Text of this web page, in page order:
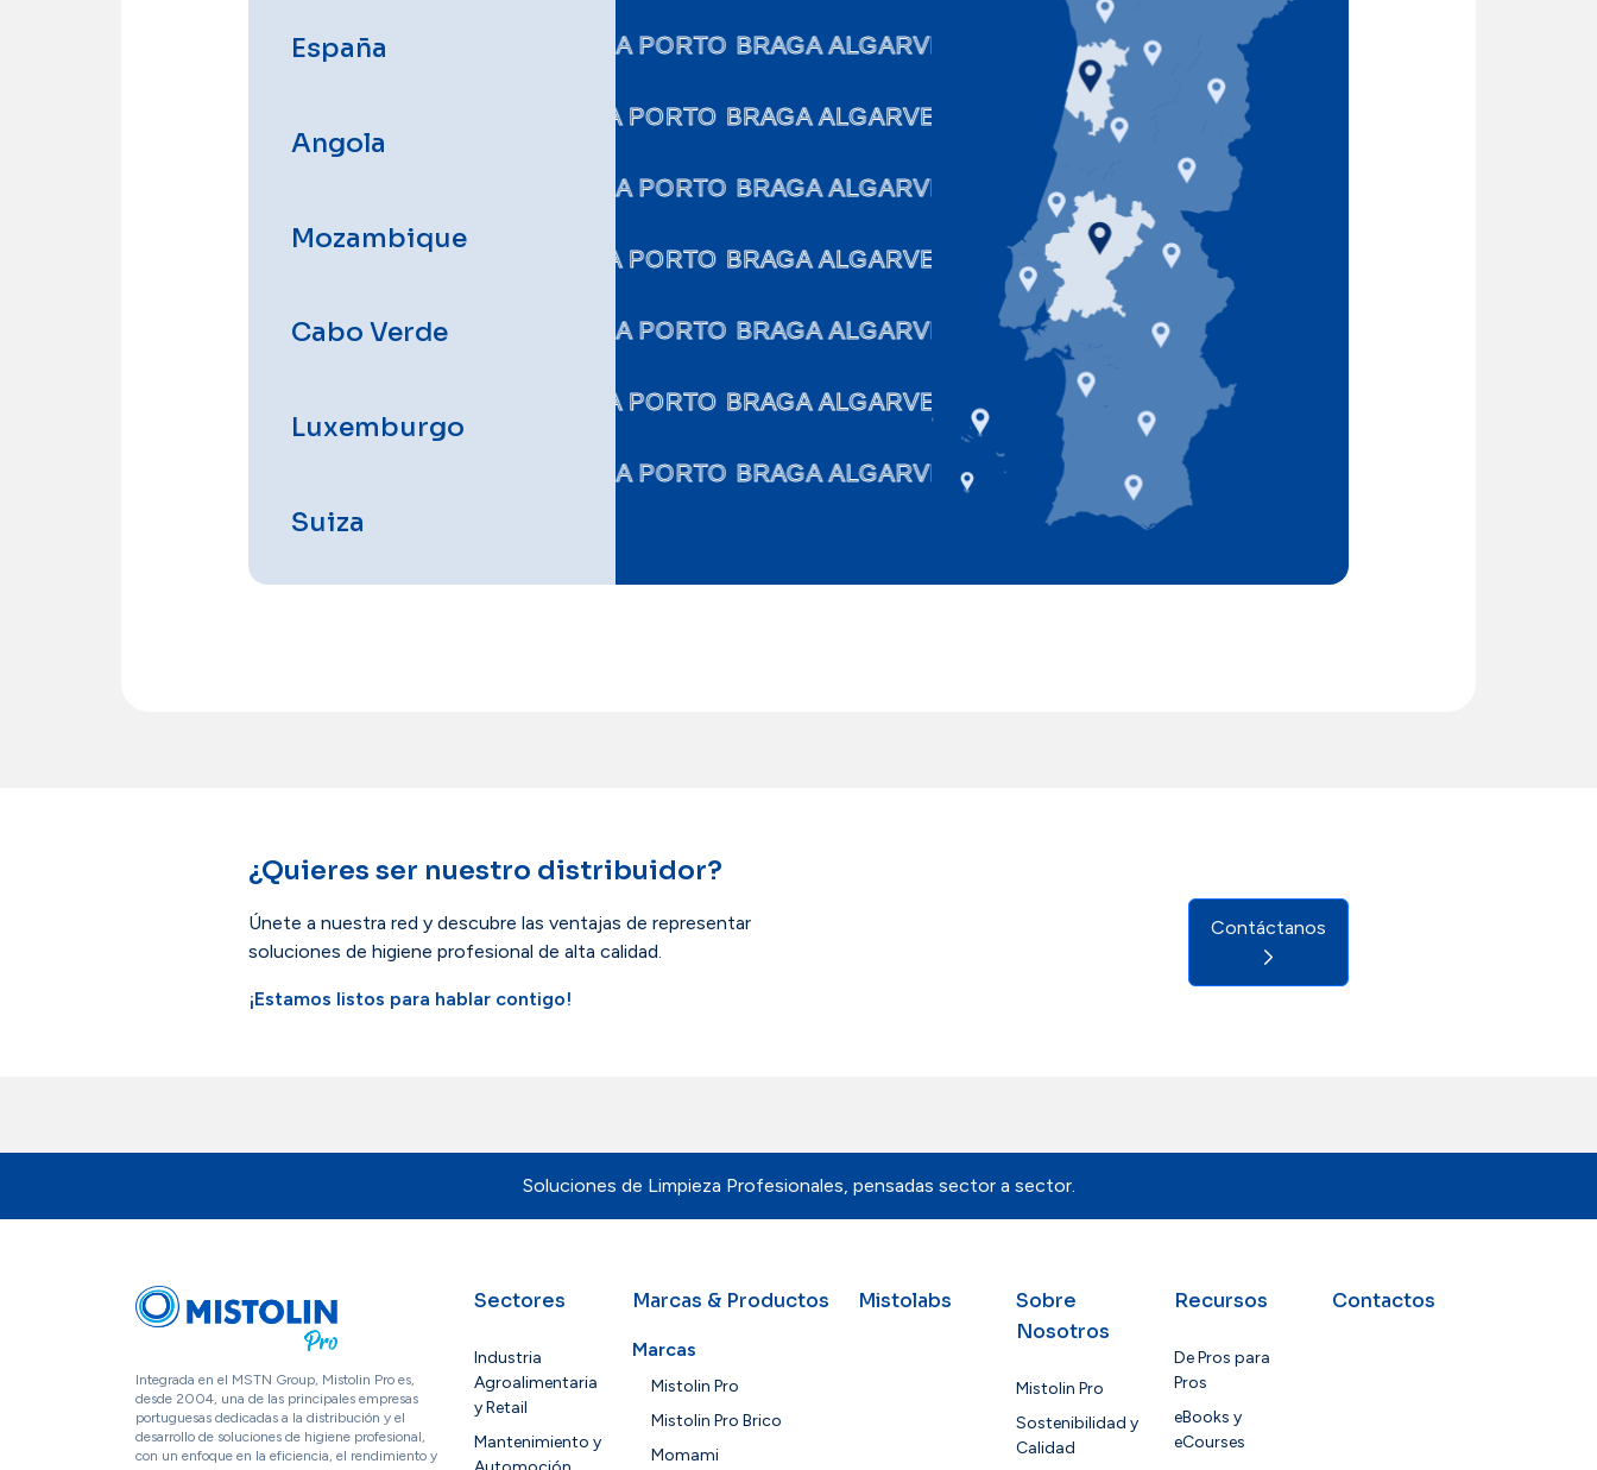
España
Angola
Mozambique
Cabo Verde
Luxemburgo
Suiza
LISBOA PORTO BRAGA ALGARVE COIMBRA LISBOA PORTO BRAGA BRAGA
LISBOA PORTO BRAGA ALGARVE COIMBRA LISBOA PORTO BRAGA BRAGA
LISBOA PORTO BRAGA ALGARVE COIMBRA LISBOA PORTO BRAGA BRAGA
LISBOA PORTO BRAGA ALGARVE COIMBRA LISBOA PORTO BRAGA BRAGA
LISBOA PORTO BRAGA ALGARVE COIMBRA LISBOA PORTO BRAGA BRAGA
LISBOA PORTO BRAGA ALGARVE COIMBRA LISBOA PORTO BRAGA BRAGA
LISBOA PORTO BRAGA ALGARVE COIMBRA LISBOA PORTO BRAGA BRAGA
¿Quieres ser nuestro distribuidor?
Únete a nuestra red y descubre las ventajas de representar
soluciones de higiene profesional de alta calidad.
¡Estamos listos para hablar contigo!
Contáctanos
Soluciones de Limpieza Profesionales, pensadas sector a sector.
Integrada en el MSTN Group, Mistolin Pro es,
desde 2004, una de las principales empresas
portuguesas dedicadas a la distribución y el
desarrollo de soluciones de higiene profesional,
con un enfoque en la eficiencia, el rendimiento y
Sectores
Industria
Agroalimentaria
y Retail
Mantenimiento y
Marcas & Productos
Marcas
Mistolin Pro
Mistolin Pro Brico
Momami
Mistolabs
Sobre
Nosotros
Mistolin Pro
Sostenibilidad y
Calidad
Recursos
De Pros para
Pros
eBooks y
eCourses
Contactos